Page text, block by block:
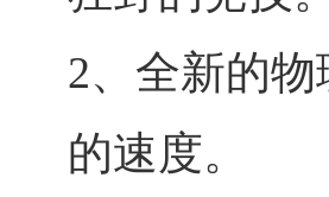
2、全新的
的速度。